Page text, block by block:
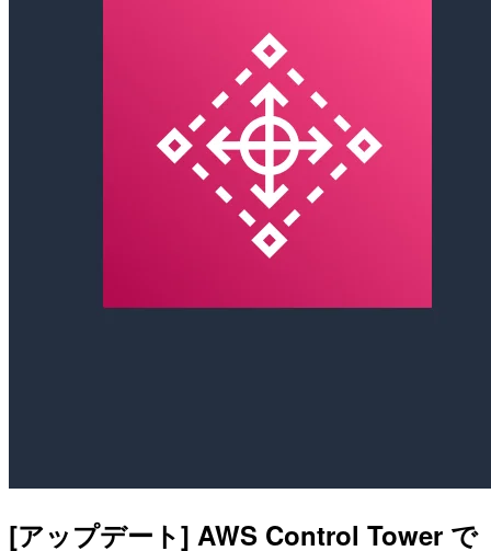
[アップデート] AWS Control Tower で